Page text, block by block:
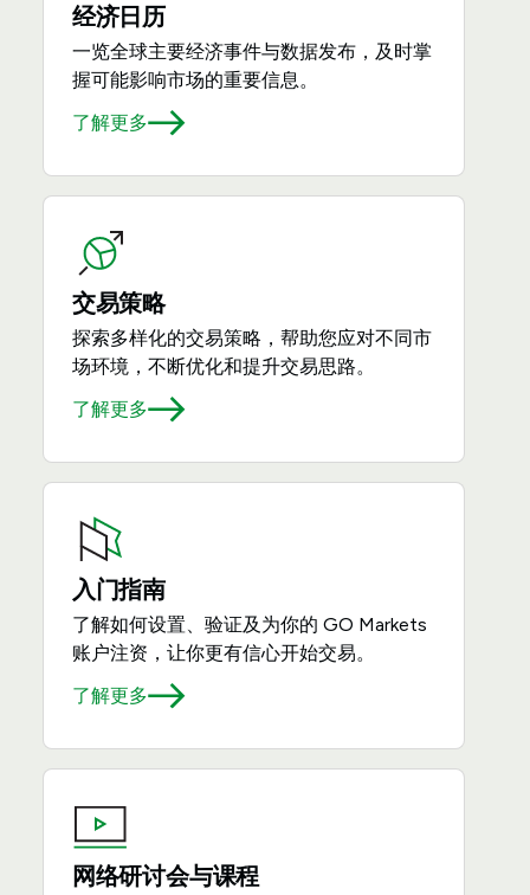
经济日历
一览全球主要经济事件与数据发布，及时掌
握可能影响市场的重要信息。
了解更多
交易策略
探索多样化的交易策略，帮助您应对不同市
场环境，不断优化和提升交易思路。
了解更多
入门指南
了解如何设置、验证及为你的 GO Markets
账户注资，让你更有信心开始交易。
了解更多
网络研讨会与课程